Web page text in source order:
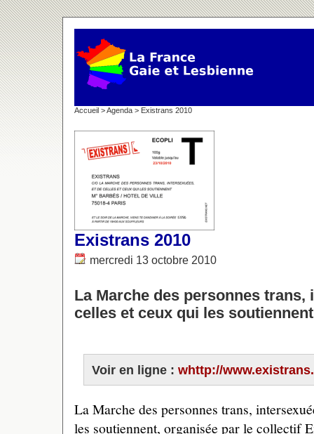
Accueil >Agenda > Existrans 2010
Existrans 2010
mercredi 13 octobre 2010
La Marche des personnes trans,
celles et ceux qui les
Voir en ligne : whttp://
La Marche des personnes trans,
les soutiennent, organisée par le collectif